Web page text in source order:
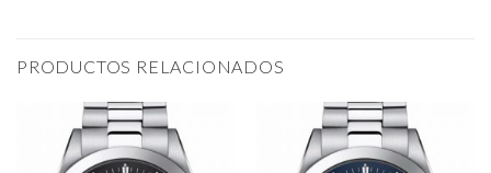
PRODUCTOS RELACIONADOS